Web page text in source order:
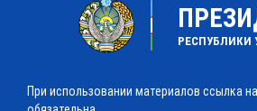
РЕСПУБЛИКИ
При использовании материалов ссылка